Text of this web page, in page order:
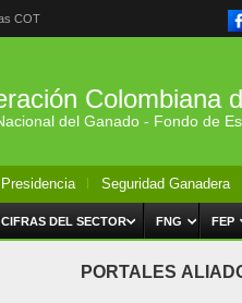
COT
Colombiana
del Ganado - Fondo de
Seguridad Ganadera
CIFRAS DEL SECTOR FNG FEP
PORTALES